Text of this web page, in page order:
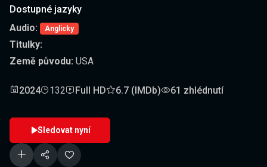
Dostupné jazyky
Audio:
Anglicky
Titulky:
Země původu: USA
2024 132 Full HD 6.7 (IMDb) 61 zhlédnutí
Sledovat nyní